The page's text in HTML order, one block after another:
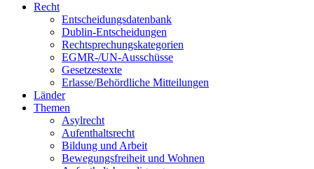
Recht
Entscheidungsdatenbank
Dublin-Entscheidungen
Rechtsprechungskategorien
EGMR-/UN-Ausschüsse
Gesetzestexte
Erlasse/Behördliche Mitteilungen
Länder
Themen
Asylrecht
Aufenthaltsrecht
Bildung und Arbeit
Bewegungsfreiheit und Wohnen